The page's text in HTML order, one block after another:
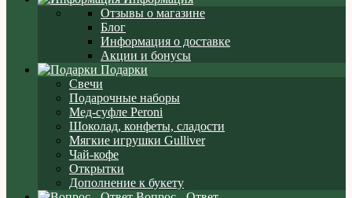
Отзывы о магазине
Блог
Информация о доставке
Акции и бонусы
Подарки
Свечи
Подарочные наборы
Мед-суфле Peroni
Шоколад, конфеты, сладости
Мягкие игрушки Gulliver
Чай-кофе
Открытки
Дополнение к букету